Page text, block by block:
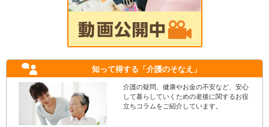
知って得する 「介護のそなえ」
介護の疑問、健康やお金の不安など、安心
して暮らしていくための老後に関するお役
立ちコラムをご紹介しています。